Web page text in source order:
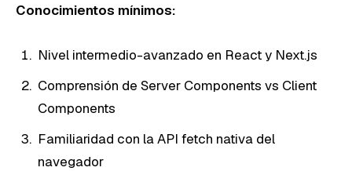
Conocimientos mínimos:
Nivel intermedio-avanzado en React y Next.js
Comprensión de Server Components vs Client
Components
Familiaridad con la API fetch nativa del
navegador